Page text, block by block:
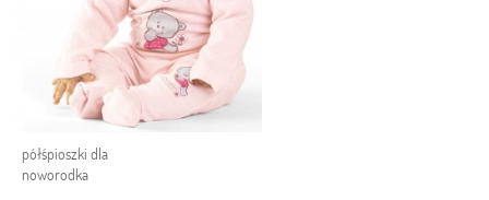
półśpioszki dla
noworodka